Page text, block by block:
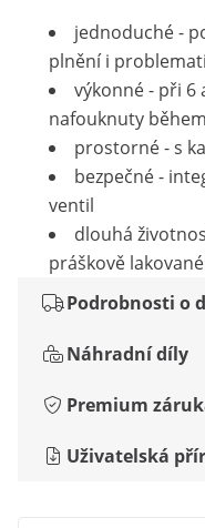
jednoduché -
plnění i
výkonné - při 6
nafouknuty
prostorné - s
bezpečné -
ventil
dlouhá
práškově
Podrobnosti o
Náhradní díly
Premium
Uživatelská